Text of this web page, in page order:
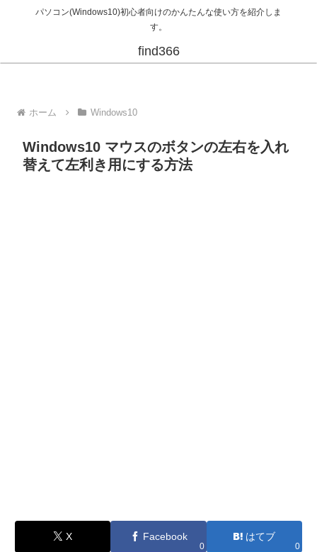
パソコン(Windows10)初心者向けのかんたんな使い方を紹介しま
す。
find366
ホーム Windows10
Windows10 マウスのボタンの左右を入れ
替えて左利き用にする方法
X Facebook
0
はてブ
0